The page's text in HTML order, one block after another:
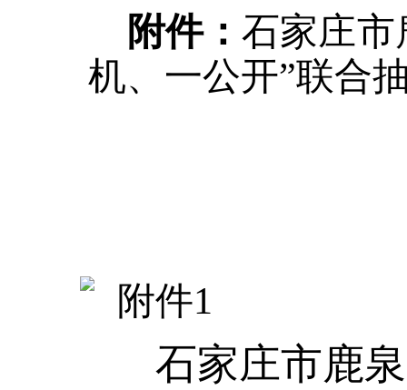
附件：石家庄市
机、一公开”联合
附件1
石家庄市鹿